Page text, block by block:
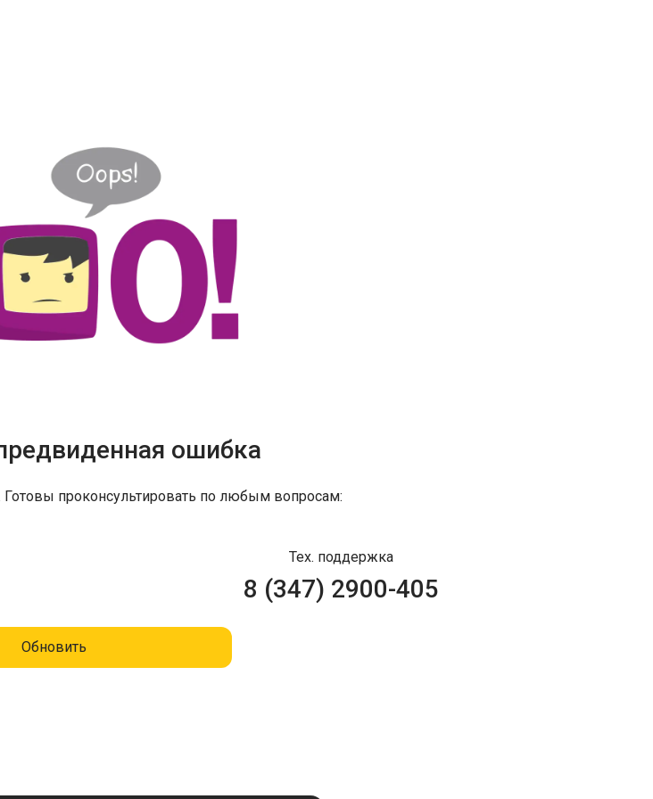
ошибка
проконсультировать по любым вопросам:
Тех. поддержка
8 (347) 2900-405
Обновить